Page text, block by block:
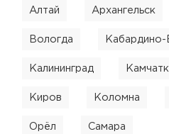
Алтай Архангельск
Вологда Кабардино-
Калининград
Киров Коломна
Орёл Самара